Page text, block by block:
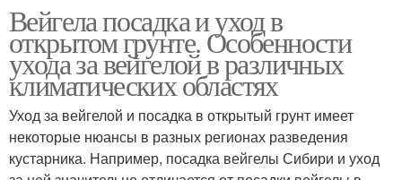
Вейгела посадка и уход в
открытом грунте. Особенности
ухода за вейгелой в различных
климатических областях
Уход за вейгелой и посадка в открытый грунт имеет
некоторые нюансы в разных регионах разведения
кустарника. Например, посадка вейгелы Сибири и уход